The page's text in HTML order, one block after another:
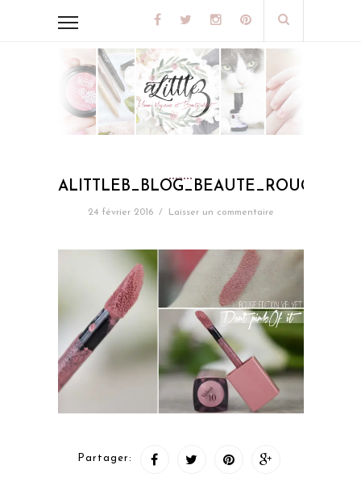
24 février 2016 / Laisser un commentaire
Partager: